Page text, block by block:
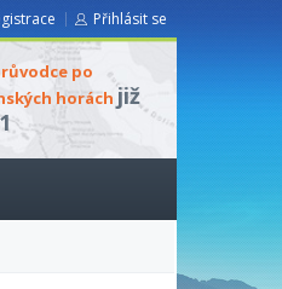
Přihlásit se
po
horách již